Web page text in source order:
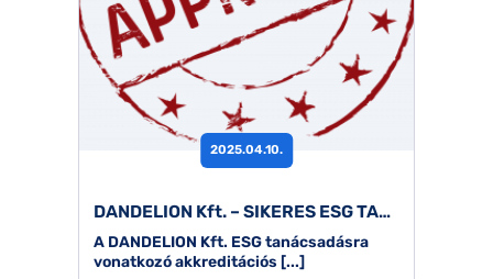
2025.04.10.
DANDELION Kft. – SIKERES ESG TANÁCSADÓI AKKREDITÁCIÓ
A DANDELION Kft. ESG tanácsadásra
vonatkozó akkreditációs [...]